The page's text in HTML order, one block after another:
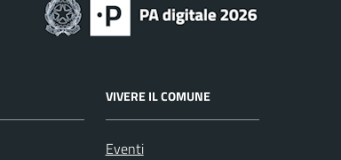
VIVERE IL COMUNE
Eventi